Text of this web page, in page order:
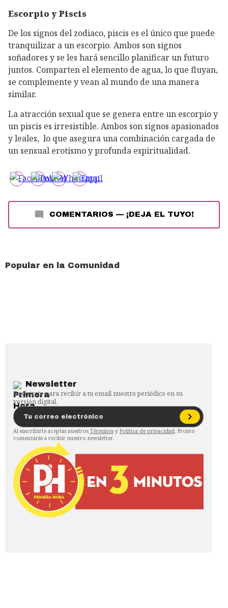
Escorpio y Piscis
De los signos del zodiaco, piscis es el único que puede
tranquilizar a un escorpio. Ambos son signos
soñadores y se les hará sencillo planificar un futuro
juntos. Comparten el elemento de agua, lo que fluyan,
se complemente y vean al mundo de una manera
similar.
La atracción sexual que se genera entre un escorpio y
un piscis es irresistible. Ambos son signos apasionados
y leales, lo que asegura una combinación cargada de
un sensual erotismo y profunda espiritualidad.
COMENTARIOS — ¡DEJA EL TUYO!
Popular en la Comunidad
Newsletter
Regístrate para recibir a tu email nuestro periódico en su
versión digital.
Al suscribirte aceptas nuestros Términos y Política de privacidad. Pronto
comenzarás a recibir nuestro newsletter.